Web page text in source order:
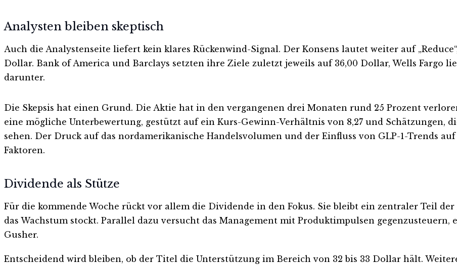
Analysten bleiben skeptisch
Auch die Analystenseite liefert kein klares Rückenwind-Signal. Der Konsens lautet weiter auf
Dollar. Bank of America und Barclays setzten ihre Ziele zuletzt jeweils auf 36,00 Dollar, Wells Fargo
darunter.
Die Skepsis hat einen Grund. Die Aktie hat in den vergangenen drei Monaten rund 25 Prozent
eine mögliche Unterbewertung, gestützt auf ein Kurs-Gewinn-Verhältnis von 8,27 und Schätzungen,
sehen. Der Druck auf das nordamerikanische Handelsvolumen und der Einfluss von GLP-1-Trends
Faktoren.
Dividende als Stütze
Für die kommende Woche rückt vor allem die Dividende in den Fokus. Sie bleibt ein zentraler Teil
das Wachstum stockt. Parallel dazu versucht das Management mit Produktimpulsen
Gusher.
Entscheidend wird bleiben, ob der Titel die Unterstützung im Bereich von 32 bis 33 Dollar hält.